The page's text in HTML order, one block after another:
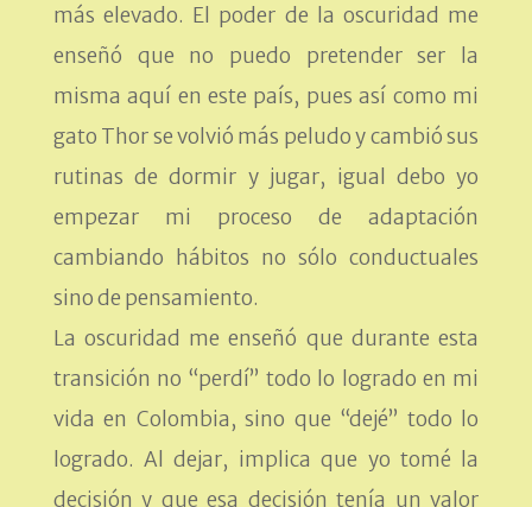
más elevado. El poder de la oscuridad me
enseñó que no puedo pretender ser la
misma aquí en este país, pues así como mi
gato Thor se volvió más peludo y cambió sus
rutinas de dormir y jugar, igual debo yo
empezar mi proceso de adaptación
cambiando hábitos no sólo conductuales
sino de pensamiento.
La oscuridad me enseñó que durante esta
transición no “perdí” todo lo logrado en mi
vida en Colombia, sino que “dejé” todo lo
logrado. Al dejar, implica que yo tomé la
decisión y que esa decisión tenía un valor